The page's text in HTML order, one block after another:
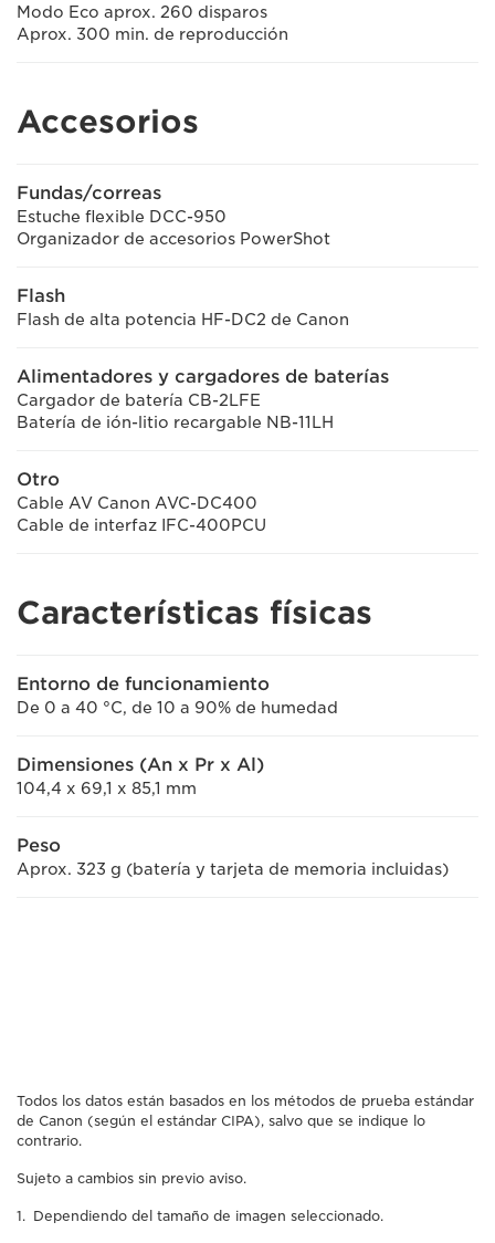
Modo Eco aprox. 260 disparos
Aprox. 300 min. de reproducción
Accesorios
Fundas/correas
Estuche flexible DCC-950
Organizador de accesorios PowerShot
Flash
Flash de alta potencia HF-DC2 de Canon
Alimentadores y cargadores de baterías
Cargador de batería CB-2LFE
Batería de ión-litio recargable NB-11LH
Otro
Cable AV Canon AVC-DC400
Cable de interfaz IFC-400PCU
Características físicas
Entorno de funcionamiento
De 0 a 40 °C, de 10 a 90% de humedad
Dimensiones (An x Pr x Al)
104,4 x 69,1 x 85,1 mm
Peso
Aprox. 323 g (batería y tarjeta de memoria incluidas)
Todos los datos están basados en los métodos de prueba estándar
de Canon (según el estándar CIPA), salvo que se indique lo
contrario.
Sujeto a cambios sin previo aviso.
Dependiendo del tamaño de imagen seleccionado.